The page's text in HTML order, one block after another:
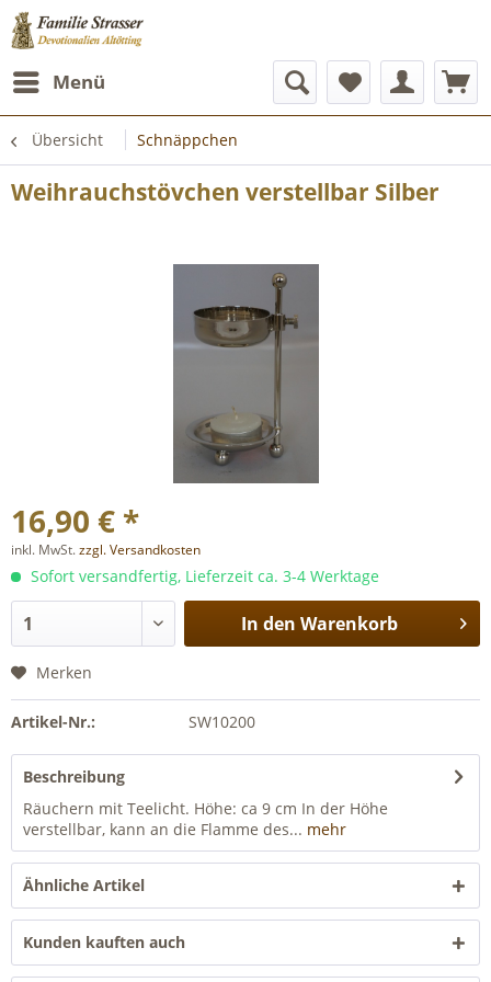
Menü
Übersicht Schnäppchen
Weihrauchstövchen verstellbar Silber
16,90 € *
inkl. MwSt.zzgl. Versandkosten
Sofort versandfertig, Lieferzeit ca. 3-4 Werktage
In den Warenkorb
Merken
Artikel-Nr.: SW10200
Beschreibung
Räuchern mit Teelicht. Höhe: ca 9 cm In der Höhe
verstellbar, kann an die Flamme des... mehr
Ähnliche Artikel
Kunden kauften auch